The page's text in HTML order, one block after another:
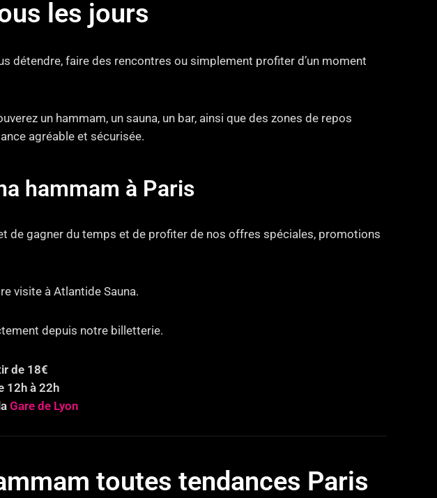
les jours
détendre, faire des rencontres ou simplement profiter d’un moment
un hammam, un sauna, un bar, ainsi que des zones de repos
agréable et sécurisée.
hammam à Paris
de gagner du temps et de profiter de nos offres spéciales, promotions
visite à Atlantide Sauna.
depuis notre billetterie.
de 18€
12h à 22h
Gare de Lyon
toutes tendances Paris